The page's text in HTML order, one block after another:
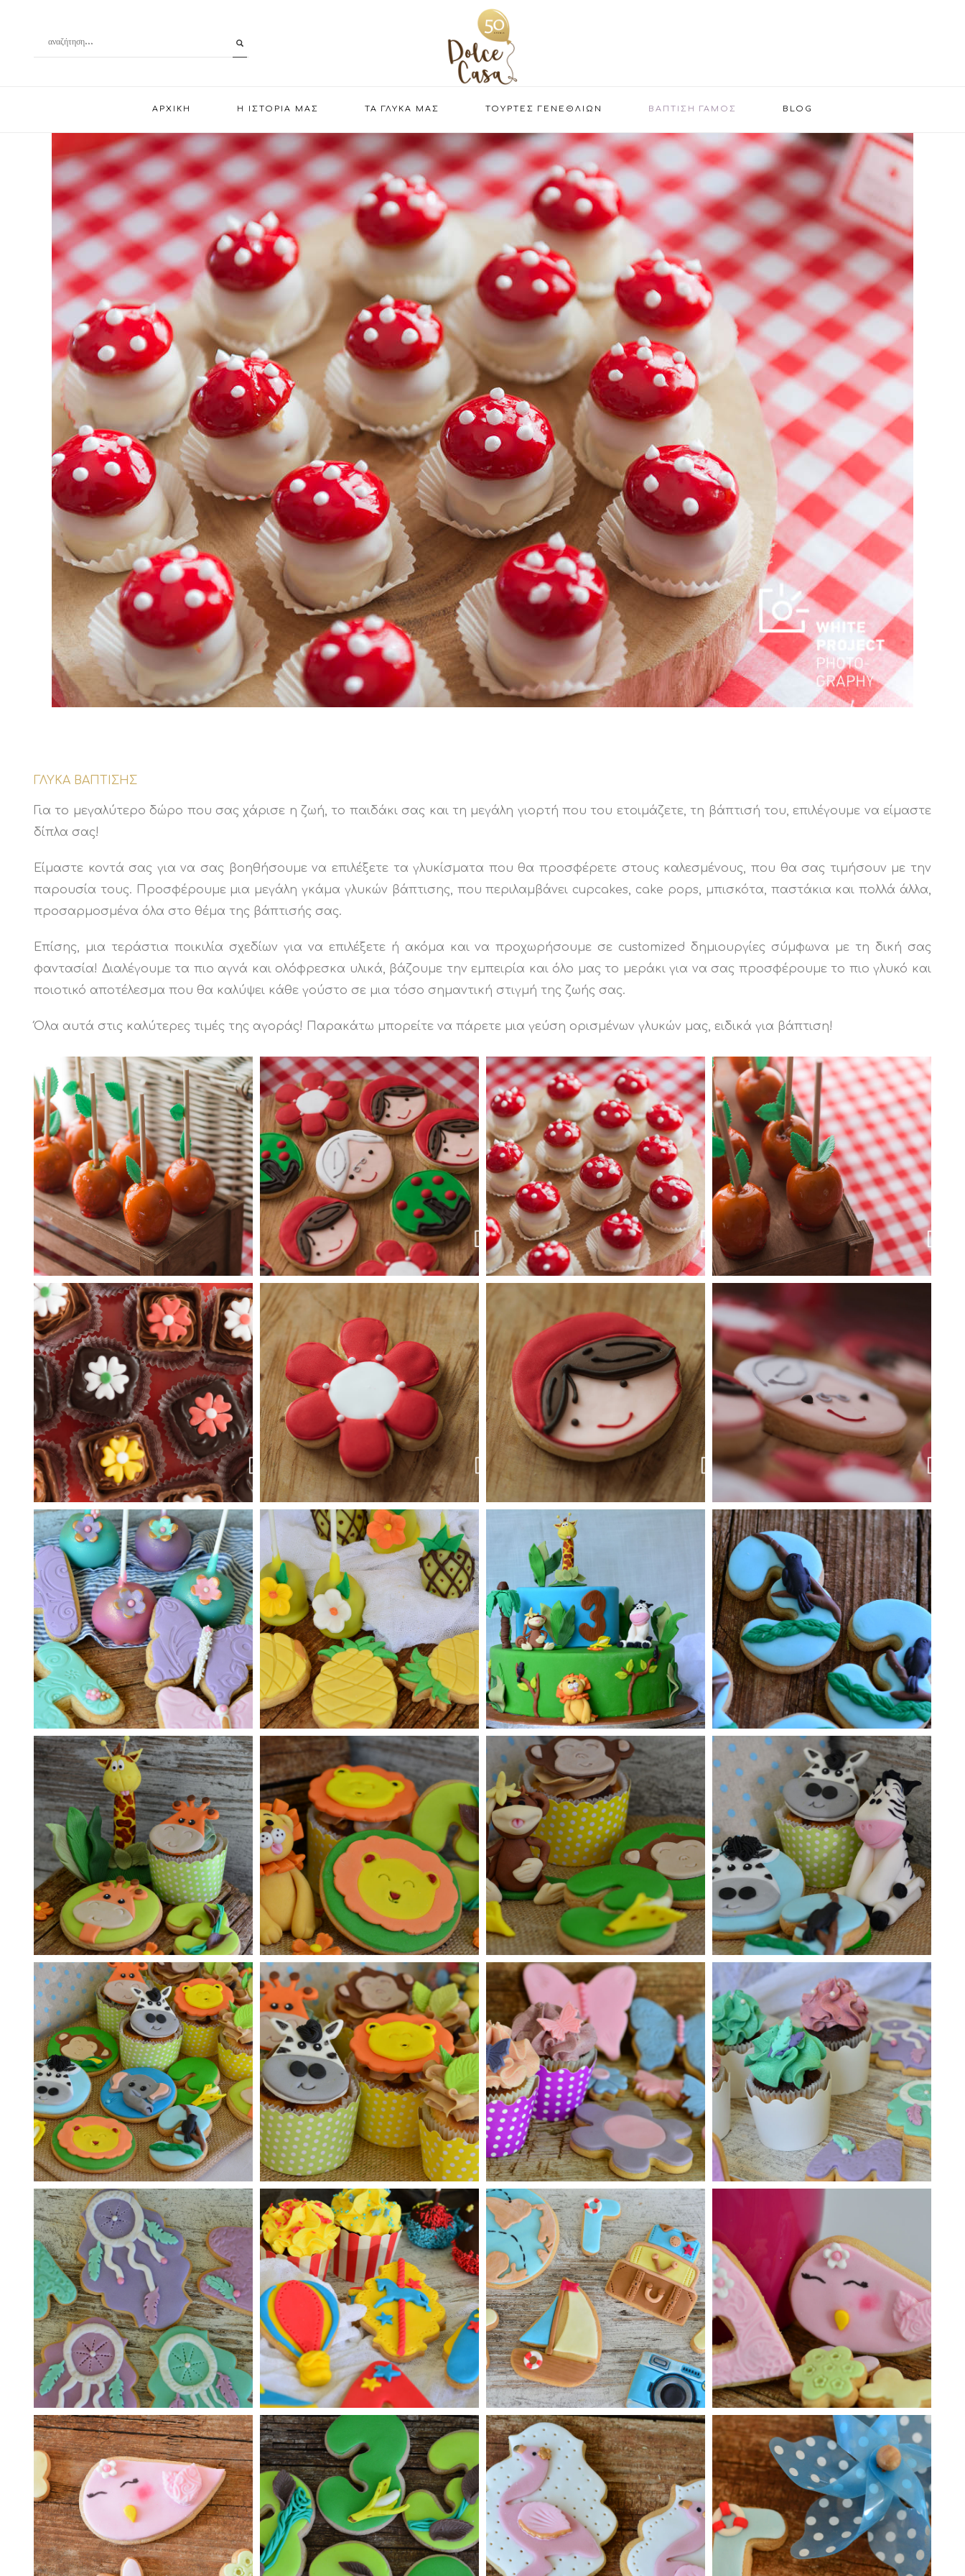
ΑΡΧΙΚΗ Η ΙΣΤΟΡΙΑ ΜΑΣ ΤΑ ΓΛΥΚΑ ΜΑΣ ΤΟΥΡΤΕΣ ΓΕΝΕΘΛΙΩΝ ΒΑΠΤΙΣΗ ΓΑΜΟΣ BLOG
ΓΛΥΚΑ ΒΑΠΤΙΣΗΣ
Για το μεγαλύτερο δώρο που σας χάρισε η ζωή, το παιδάκι σας και τη μεγάλη γιορτή που του ετοιμάζετε, τη βάπτισή του, επιλέγουμε να είμαστε
δίπλα σας!
Είμαστε κοντά σας για να σας βοηθήσουμε να επιλέξετε τα γλυκίσματα που θα προσφέρετε στους καλεσμένους, που θα σας τιμήσουν με την
παρουσία τους. Προσφέρουμε μια μεγάλη γκάμα γλυκών βάπτισης, που περιλαμβάνει cupcakes, cake pops, μπισκότα, παστάκια και πολλά άλλα,
προσαρμοσμένα όλα στο θέμα της βάπτισής σας.
Επίσης, μια τεράστια ποικιλία σχεδίων για να επιλέξετε ή ακόμα και να προχωρήσουμε σε customized δημιουργίες σύμφωνα με τη δική σας
φαντασία! Διαλέγουμε τα πιο αγνά και ολόφρεσκα υλικά, βάζουμε την εμπειρία και όλο μας το μεράκι για να σας προσφέρουμε το πιο γλυκό και
ποιοτικό αποτέλεσμα που θα καλύψει κάθε γούστο σε μια τόσο σημαντική στιγμή της ζωής σας.
Όλα αυτά στις καλύτερες τιμές της αγοράς! Παρακάτω μπορείτε να πάρετε μια γεύση ορισμένων γλυκών μας, ειδικά για βάπτιση!